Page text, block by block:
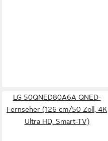
LG 50QNED80A6A QNED-
Fernseher (126 cm/50 Zoll, 4K
Ultra HD, Smart-TV)